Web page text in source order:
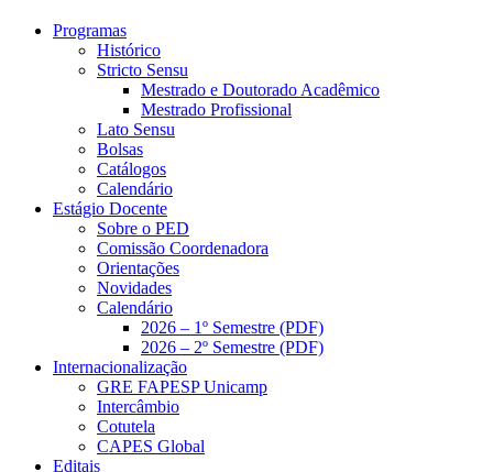
Programas
Histórico
Stricto Sensu
Mestrado e Doutorado Acadêmico
Mestrado Profissional
Lato Sensu
Bolsas
Catálogos
Calendário
Estágio Docente
Sobre o PED
Comissão Coordenadora
Orientações
Novidades
Calendário
2026 – 1º Semestre (PDF)
2026 – 2º Semestre (PDF)
Internacionalização
GRE FAPESP Unicamp
Intercâmbio
Cotutela
CAPES Global
Editais